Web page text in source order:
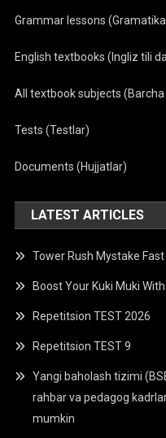
Grammar lessons
English textbooks (Ingliz tili
All textbook subjects
Tests (Testlar)
Documents (Hujjatlar)
LATEST ARTICLES
Tower Rush Mystake
Boost Your Kuki Muki
Repetitsion TEST 2026
Repetitsion TEST 9
Yangi baholash tizimi
rahbar va pedagog
mumkin